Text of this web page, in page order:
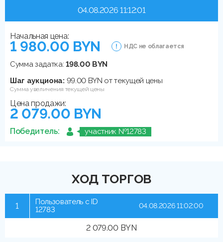
04.08.2026 11:12:01
Начальная цена:
1 980.00 BYN НДС не облагается
Сумма задатка:198.00 BYN
Шаг аукциона: 99.00 BYN от текущей цены
Сумма увеличения текущей цены
Цена продажи:
2 079.00 BYN
Победитель: участник №12783
ХОД ТОРГОВ
1
Пользователь с ID
12783
2 079.00 BYN
04.08.2026 11:02:00